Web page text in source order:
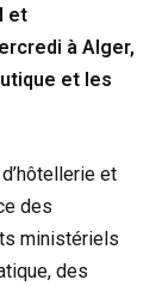
et
à Alger,
et les
et
des
ministériels
des